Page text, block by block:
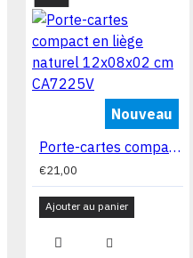
Nouveau
Porte-cartes compact en liège naturel 12x08x02 cm CA7225V
€21,00
Ajouter au panier